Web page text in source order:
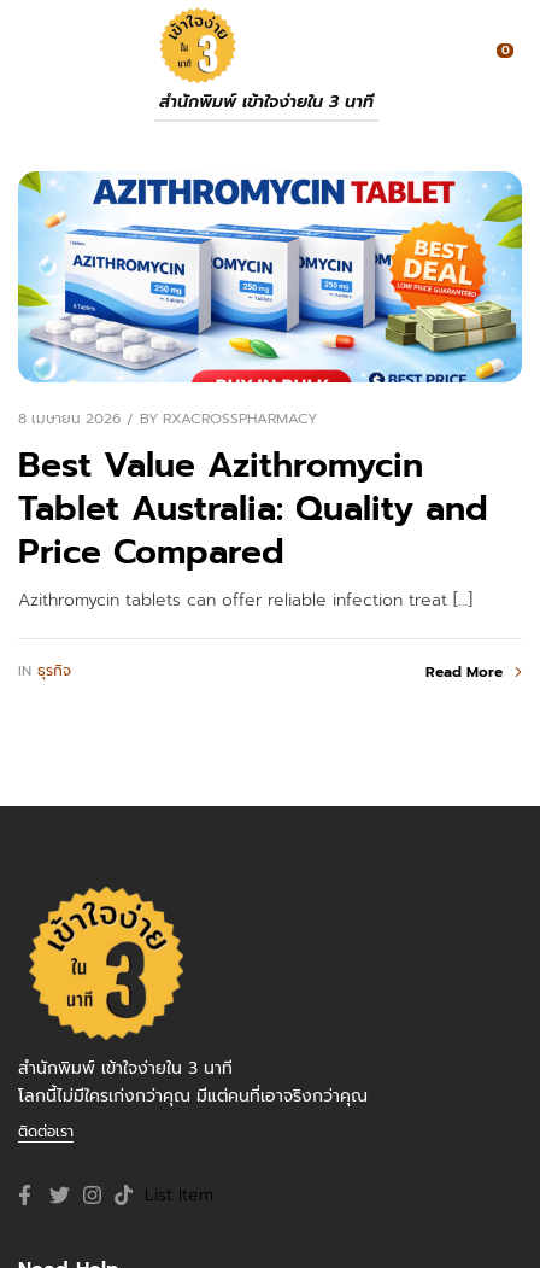
สำนักพิมพ์ เข้าใจง่ายใน 3 นาที
0
8 เมษายน 2026 BY RXACROSSPHARMACY
Best Value Azithromycin
Tablet Australia: Quality and
Price Compared
Azithromycin tablets can offer reliable infection treat […]
IN ธุรกิจ Read More
สำนักพิมพ์ เข้าใจง่ายใน 3 นาที
โลกนี้ไม่มีใครเก่งกว่าคุณ มีแต่คนที่เอาจริงกว่าคุณ
ติดต่อเรา
List Item